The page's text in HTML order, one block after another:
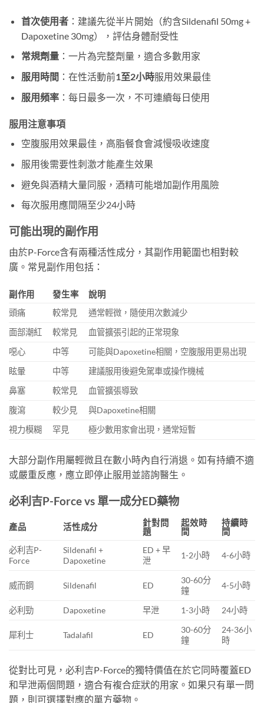
首次使用者：建議先從半片開始（約含Sildenafil 50mg +
Dapoxetine 30mg），評估身體耐受性
常規劑量：一片為完整劑量，適合多數用家
服用時間 ：在性活動前1至2小時服用效果最佳
服用頻率：每日最多一次，不可連續每日使用
服用注意事項
空腹服用效果最佳，高脂餐食會減慢吸收速度
服用後需要性刺激才能產生效果
避免與酒精大量同服，酒精可能增加副作用風險
每次服用應間隔至少24小時
可能出現的副作用
由於P-Force含有兩種活性成分，其副作用範圍也相對較
廣。常見副作用包括：
副作用 發生率
說明
頭痛
較常見
通常輕微，隨使用次數減少
面部潮紅
較常見
血管擴張引起的正常現象
噁心
中等
可能與Dapoxetine相關，空腹服用更易出現
眩暈
中等
建議服用後避免駕車或操作機械
鼻塞
較常見
血管擴張導致
腹瀉
較少見
與Dapoxetine相關
視力模糊
罕見 極少數用家會出現，通常短暫
大部分副作用屬輕微且在數小時內自行消退。如有持續不適
或嚴重反應，應立即停止服用並諮詢醫生。
必利吉P-Force vs 單一成分ED藥物
產品 活性成分
針對問
題
起效時
間
持續時
間
必利吉P-
Force
Sildenafil +
Dapoxetine
ED + 早
泄
1-2小時 4-6小時
威而鋼 Sildenafil ED
30-60分
鐘
4-5小時
必利勁 Dapoxetine 早泄 1-3小時 24小時
犀利士 Tadalafil ED
30-60分
鐘
24-36小
時
從對比可見，必利吉P-Force的獨特價值在於它同時覆蓋ED
和早泄兩個問題，適合有複合症狀的用家。如果只有單一問
題，則可選擇對應的單方藥物。